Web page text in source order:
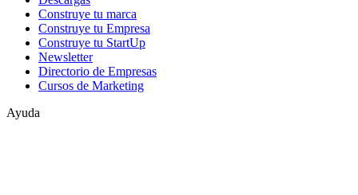
Construye tu marca
Construye tu Empresa
Construye tu StartUp
Newsletter
Directorio de Empresas
Cursos de Marketing
Ayuda